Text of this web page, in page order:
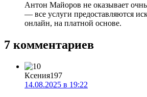
Антон Майоров не оказывает
— все услуги предоставляются
онлайн, на платной основе.
7 комментариев
Ксения197
14.08.2025 в 19:22